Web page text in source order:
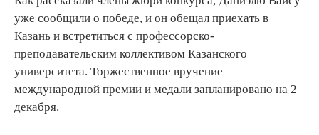
уже сообщили о победе, и он обещал приехать в
Казань и встретиться с профессорско-
преподавательским коллективом Казанского
университета. Торжественное вручение
международной премии и медали запланировано на 2
декабря.